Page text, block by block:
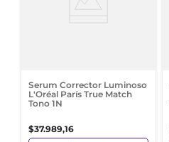
Serum Corrector Luminoso
L'Oréal París True Match
Tono 1N
$37.989,16